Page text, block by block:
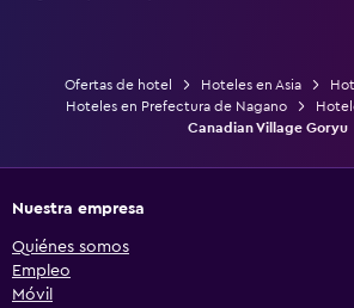
Ofertas de hotel Hoteles en Asia
Hoteles en Prefectura de Nagano
Canadian Village Goryu
Nuestra empresa
Quiénes somos
Empleo
Móvil